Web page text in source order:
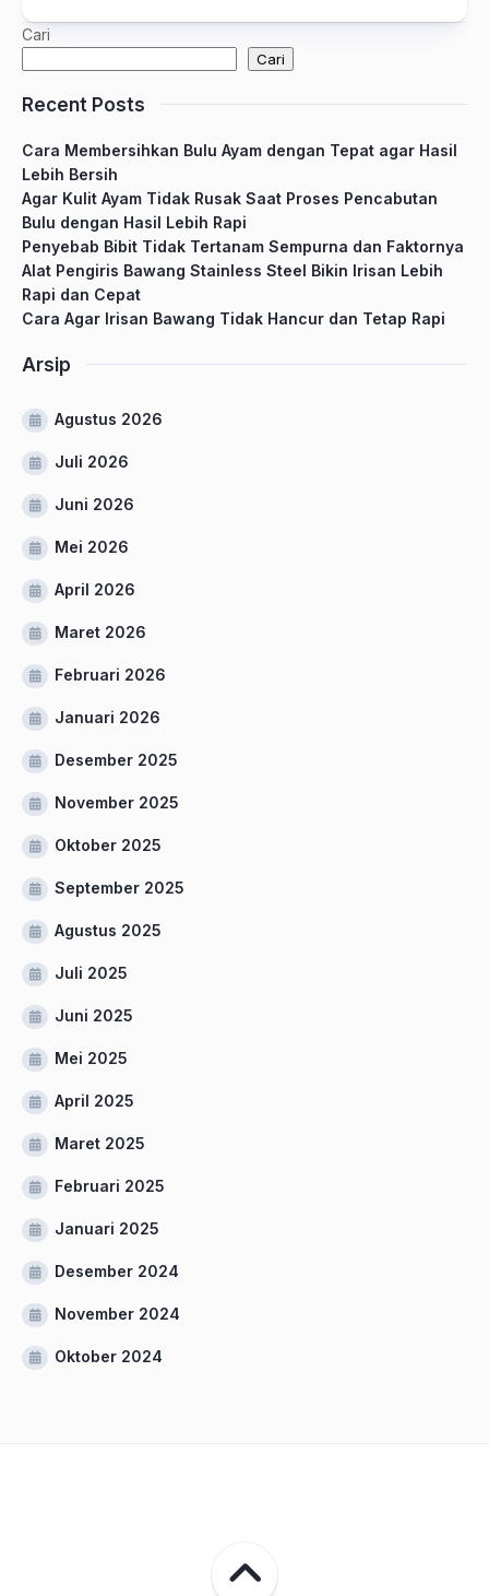
Cari
Cari
Recent Posts
Cara Membersihkan Bulu Ayam dengan Tepat agar Hasil
Lebih Bersih
Agar Kulit Ayam Tidak Rusak Saat Proses Pencabutan
Bulu dengan Hasil Lebih Rapi
Penyebab Bibit Tidak Tertanam Sempurna dan Faktornya
Alat Pengiris Bawang Stainless Steel Bikin Irisan Lebih
Rapi dan Cepat
Cara Agar Irisan Bawang Tidak Hancur dan Tetap Rapi
Arsip
Agustus 2026
Juli 2026
Juni 2026
Mei 2026
April 2026
Maret 2026
Februari 2026
Januari 2026
Desember 2025
November 2025
Oktober 2025
September 2025
Agustus 2025
Juli 2025
Juni 2025
Mei 2025
April 2025
Maret 2025
Februari 2025
Januari 2025
Desember 2024
November 2024
Oktober 2024